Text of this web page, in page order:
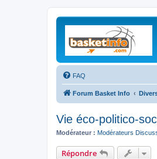
FAQ
Forum Basket Info
Vie éco-politico-
Modérateur : Modérateurs
Répondre